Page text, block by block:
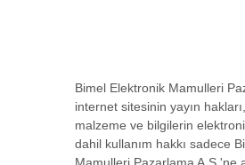
74HC74
Dual D Flip Flop DIP14
Bimel Elektronik Mamulleri
internet sitesinin yayın
malzeme ve bilgilerin
dahil kullanım hakkı sadece